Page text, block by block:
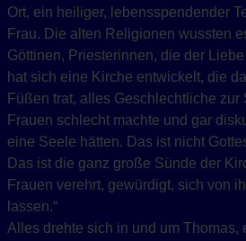
Ort, ein heiliger, lebensspendender
Frau. Die alten Religionen wussten
Göttinen, Priesterinnen, die der
hat sich eine Kirche entwickelt, die
Füßen trat, alles Geschlechtliche zur
Frauen schlecht machte und gar
eine Seele hätten. Das ist nicht
Das ist die ganz große Sünde der
Frauen verehrt, gewürdigt, sich von
lassen.“
Alles drehte sich in und um Thomas,